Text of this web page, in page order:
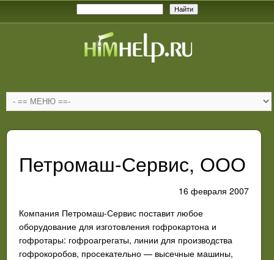
Петромаш-Сервис, ООО
16 февраля 2007
Компания Петромаш-Сервис поставит любое
оборудование для изготовления гофрокартона и
гофротары: гофроагрегаты, линии для производства
гофрокоробов, просекательно — высечные машины,